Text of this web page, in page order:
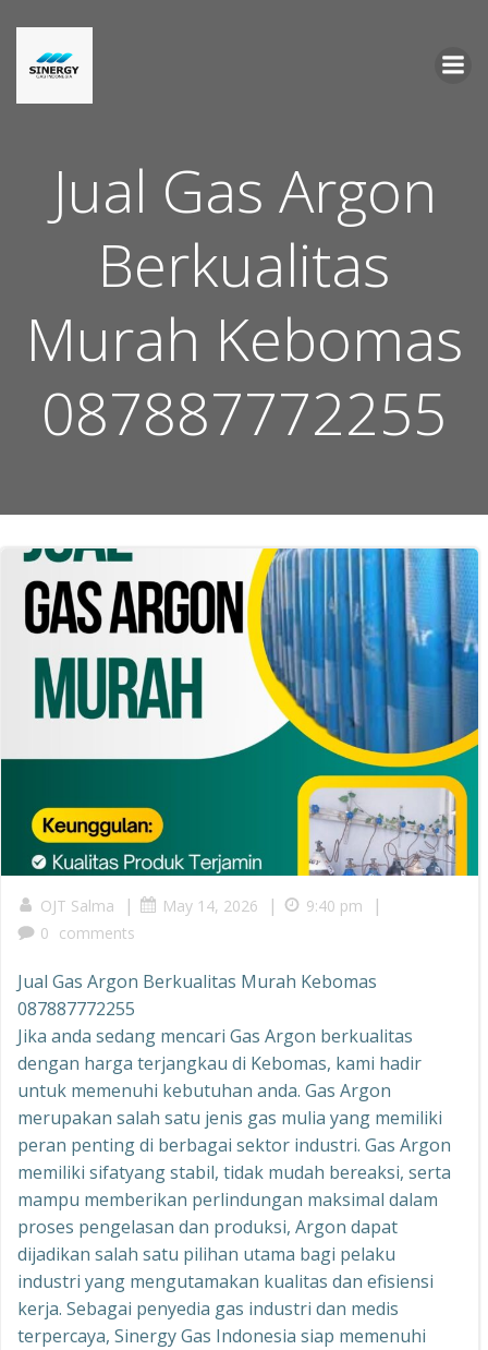
Jual Gas Argon
Berkualitas
Murah Kebomas
087887772255
OJT Salma | May 14, 2026 | 9:40 pm |
0 comments
Jual Gas Argon Berkualitas Murah Kebomas
087887772255
Jika anda sedang mencari Gas Argon berkualitas
dengan harga terjangkau di Kebomas, kami hadir
untuk memenuhi kebutuhan anda. Gas Argon
merupakan salah satu jenis gas mulia yang memiliki
peran penting di berbagai sektor industri. Gas Argon
memiliki sifatyang stabil, tidak mudah bereaksi, serta
mampu memberikan perlindungan maksimal dalam
proses pengelasan dan produksi, Argon dapat
dijadikan salah satu pilihan utama bagi pelaku
industri yang mengutamakan kualitas dan efisiensi
kerja. Sebagai penyedia gas industri dan medis
terpercaya, Sinergy Gas Indonesia siap memenuhi